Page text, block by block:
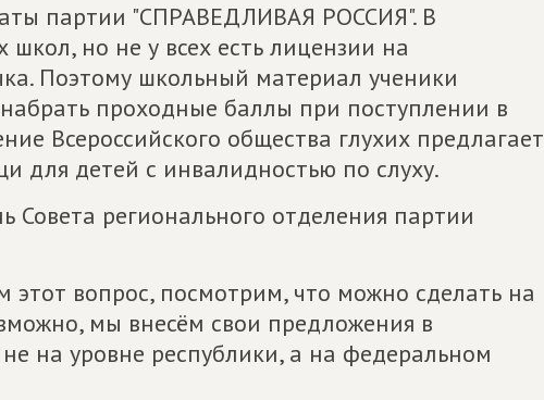
партии "СПРАВЕДЛИВАЯ РОССИЯ". В
но не у всех есть лицензии на
Поэтому школьный материал ученики
проходные баллы при поступлении в
Всероссийского общества глухих предлагает
для детей с инвалидностью по слуху.
Совета регионального отделения партии
этот вопрос, посмотрим, что можно сделать на
мы внесём свои предложения в
на уровне республики, а на федеральном